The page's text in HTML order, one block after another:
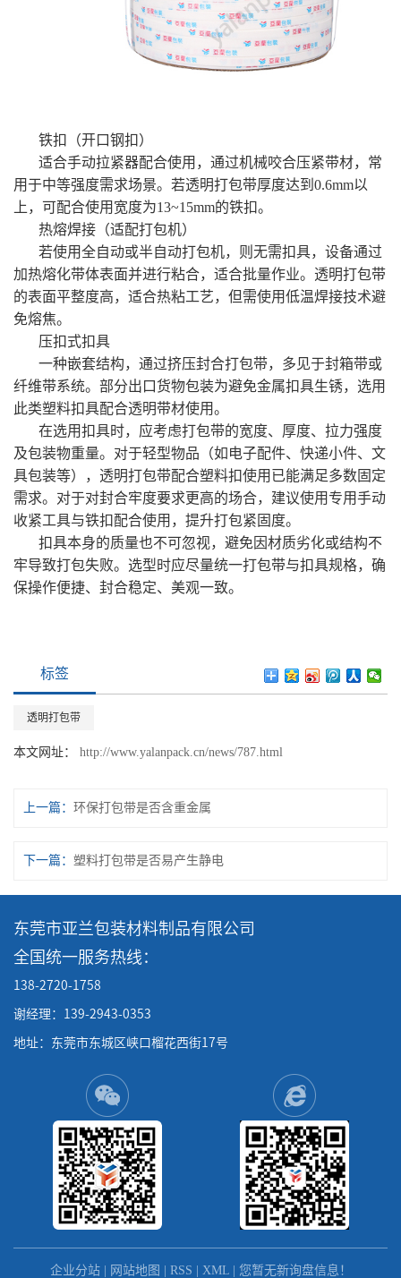
铁扣（开口钢扣）
适合手动拉紧器配合使用，通过机械咬合压紧带材，常
用于中等强度需求场景。若透明打包带厚度达到0.6mm以
上，可配合使用宽度为13~15mm的铁扣。
热熔焊接（适配打包机）
若使用全自动或半自动打包机，则无需扣具，设备通过
加热熔化带体表面并进行粘合，适合批量作业。透明打包带
的表面平整度高，适合热粘工艺，但需使用低温焊接技术避
免熔焦。
压扣式扣具
一种嵌套结构，通过挤压封合打包带，多见于封箱带或
纤维带系统。部分出口货物包装为避免金属扣具生锈，选用
此类塑料扣具配合透明带材使用。
在选用扣具时，应考虑打包带的宽度、厚度、拉力强度
及包装物重量。对于轻型物品（如电子配件、快递小件、文
具包装等），透明打包带配合塑料扣使用已能满足多数固定
需求。对于对封合牢度要求更高的场合，建议使用专用手动
收紧工具与铁扣配合使用，提升打包紧固度。
扣具本身的质量也不可忽视，避免因材质劣化或结构不
牢导致打包失败。选型时应尽量统一打包带与扣具规格，确
保操作便捷、封合稳定、美观一致。
标签
透明打包带
本文网址： http://www.yalanpack.cn/news/787.html
上一篇： 环保打包带是否含重金属
下一篇： 塑料打包带是否易产生静电
东莞市亚兰包装材料制品有限公司
全国统一服务热线：
138-2720-1758
谢经理：139-2943-0353
地址：东莞市东城区峡口榴花西街17号
企业分站| 网站地图 RSS XML| 您暂无新询盘信息！